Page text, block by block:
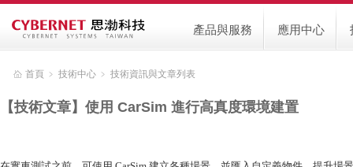
應用中心
產品與服務
首頁 ﹥ 技術中心 ﹥ 技術資訊與文章列表
【技術文章】使用 CarSim 進行高真度環境建置